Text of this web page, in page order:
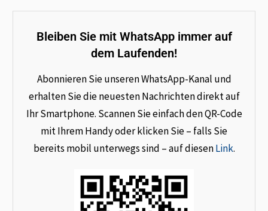
Bleiben Sie mit WhatsApp immer auf
dem Laufenden!
Abonnieren Sie unseren WhatsApp-Kanal und
erhalten Sie die neuesten Nachrichten direkt auf
Ihr Smartphone. Scannen Sie einfach den QR-Code
mit Ihrem Handy oder klicken Sie – falls Sie
bereits mobil unterwegs sind – auf diesenLink.